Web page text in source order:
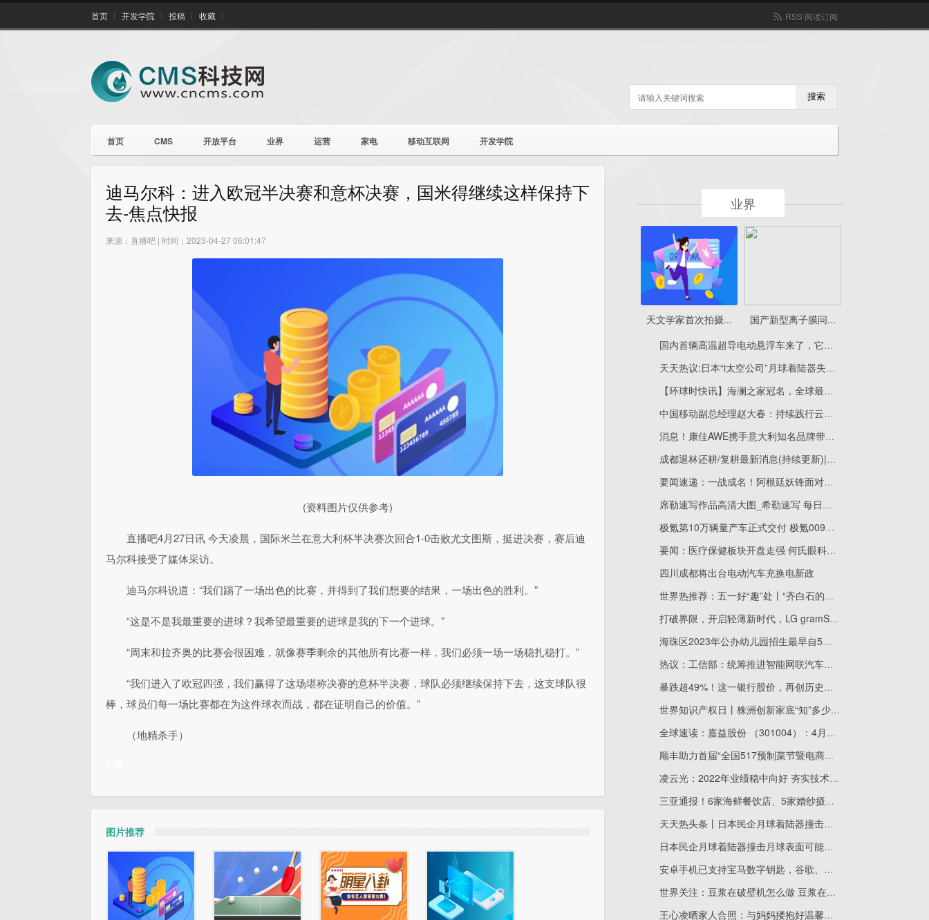
首页 开发学院 投稿 收藏 RSS 阅读订阅
搜索
首页 CMS 开放平台 业界 运营 家电 移动互联网 开发学院
迪马尔科：进入欧冠半决赛和意杯决赛，国米得继续这样保持下
去-焦点快报
来源：直播吧 | 时间：2023-04-27 06:01:47
(资料图片仅供参考)
直播吧4月27日讯 今天凌晨，国际米兰在意大利杯半决赛次回合1-0击败尤文图斯，挺进决赛，赛后迪
马尔科接受了媒体采访。
迪马尔科说道：“我们踢了一场出色的比赛，并得到了我们想要的结果，一场出色的胜利。”
“这是不是我最重要的进球？我希望最重要的进球是我的下一个进球。”
“周末和拉齐奥的比赛会很困难，就像赛季剩余的其他所有比赛一样，我们必须一场一场稳扎稳打。”
“我们进入了欧冠四强，我们赢得了这场堪称决赛的意杯半决赛，球队必须继续保持下去，这支球队很
棒，球员们每一场比赛都在为这件球衣而战，都在证明自己的价值。”
（地精杀手）
图片推荐
业界
天文学家首次拍摄... 国产新型离子膜问...
国内首辆高温超导电动悬浮车来了，它为什么能悬浮？ 天天热文
天天热议:日本“i太空公司”月球着陆器失联 世界私企“登月”之梦仍难圆
【环球时快讯】海澜之家冠名，全球最大固体运载火箭有望今年下半年发射
中国移动副总经理赵大春：持续践行云计算“国家队”使命担当，努力成为一流云服务商
消息！康佳AWE携手意大利知名品牌带来惊喜
成都退林还耕/复耕最新消息(持续更新)|世界报资讯
要闻速递：一战成名！阿根廷妖锋面对皇马大四喜，西甲76年来第一人
席勒速写作品高清大图_希勒速写 每日动态
极氪第10万辆量产车正式交付 极氪009首批车主购买
要闻：医疗保健板块开盘走强 何氏眼科20%涨停
四川成都将出台电动汽车充换电新政
世界热推荐：五一好“趣”处丨“齐白石的艺术世界”临摹比赛活动等你来参与
打破界限，开启轻薄新时代，LG gramSuperSlim商务本即将上市
海珠区2023年公办幼儿园招生最早自5月8日起网上报名，附招生计划表→
热议：工信部：统筹推进智能网联汽车高质量发展
暴跌超49%！这一银行股价，再创历史新低！考虑卖掉……_快看点
世界知识产权日丨株洲创新家底“知”多少-世界快看点
全球速读：嘉益股份 （301004）：4月26日股价出现向上跳空缺口
顺丰助力首届“全国517预制菜节暨电商直播大赛”，与各界共赢广阔机遇|最新资讯
凌云光：2022年业绩稳中向好 夯实技术优势助力数字经济发展|天天微速讯
三亚通报！6家海鲜餐饮店、5家婚纱摄影企业被下架
天天热头条丨日本民企月球着陆器撞击月球表面可能性较大 探月计划未达成
日本民企月球着陆器撞击月球表面可能性较大 探月计划未达成
安卓手机已支持宝马数字钥匙，谷歌、三星首批尝鲜 环球微头条
世界关注：豆浆在破壁机怎么做 豆浆在破壁机怎么做的
王心凌晒家人合照：与妈妈搂抱好温馨，与好友合照好开心！